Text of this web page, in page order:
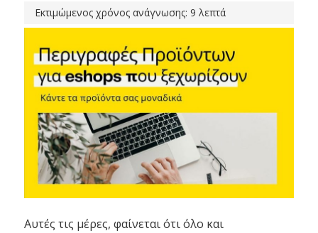
Εκτιμώμενος χρόνος ανάγνωσης: 9 λεπτά
Αυτές τις μέρες, φαίνεται ότι όλο και